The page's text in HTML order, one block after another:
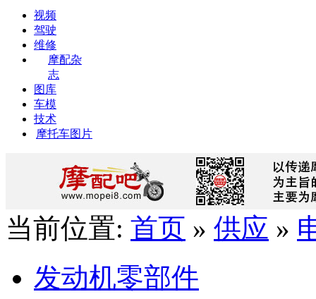
视频
驾驶
维修
摩配杂
志
图库
车模
技术
摩托车图片
当前位置: 首页 » 供应 »
发动机零部件